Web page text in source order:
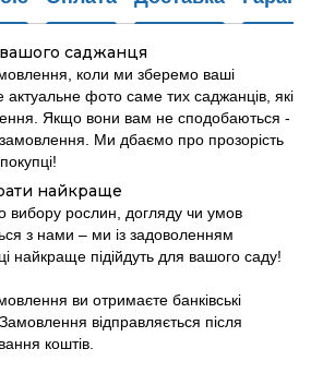
саджанця
коли ми зберемо ваші
фото саме тих саджанців, які
Якщо вони вам не сподобаються -
Ми дбаємо про прозорість
найкраще
вибору рослин, догляду чи умов
з нами – ми із задоволенням
найкраще підійдуть для вашого саду!
ви отримаєте банківські
відправляється після
коштів.